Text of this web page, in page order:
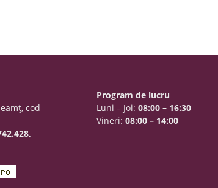
cod
Program de lucru
Luni – Joi:08:00 – 16:30
Vineri:08:00 – 14:00